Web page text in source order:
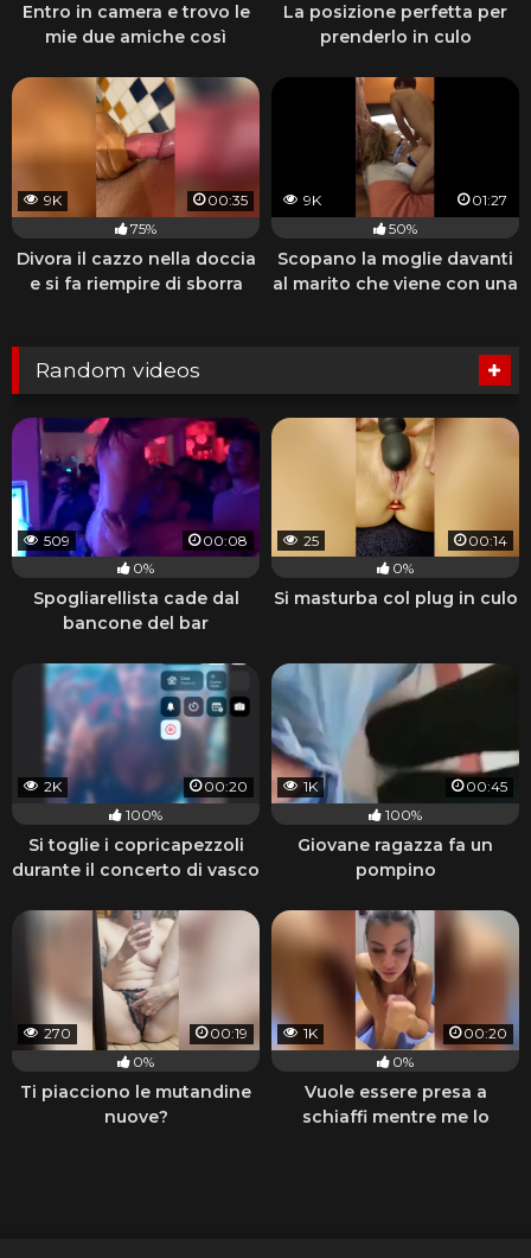
Entro in camera e trovo le
mie due amiche così
La posizione perfetta per
prenderlo in culo
9K
00:35
75%
Divora il cazzo nella doccia
e si fa riempire di sborra
9K
01:27
50%
Scopano la moglie davanti
al marito che viene con una
Random videos
509
00:08
0%
Spogliarellista cade dal
bancone del bar
25
00:14
0%
Si masturba col plug in culo
2K
00:20
100%
Si toglie i copricapezzoli
durante il concerto di vasco
1K
00:45
100%
Giovane ragazza fa un
pompino
270
00:19
0%
Ti piacciono le mutandine
nuove?
1K
00:20
0%
Vuole essere presa a
schiaffi mentre me lo